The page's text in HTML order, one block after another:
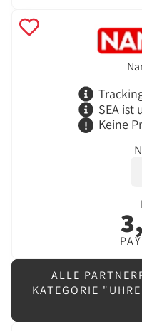
SEA ist
Keine
ALLE
KATEGORIE